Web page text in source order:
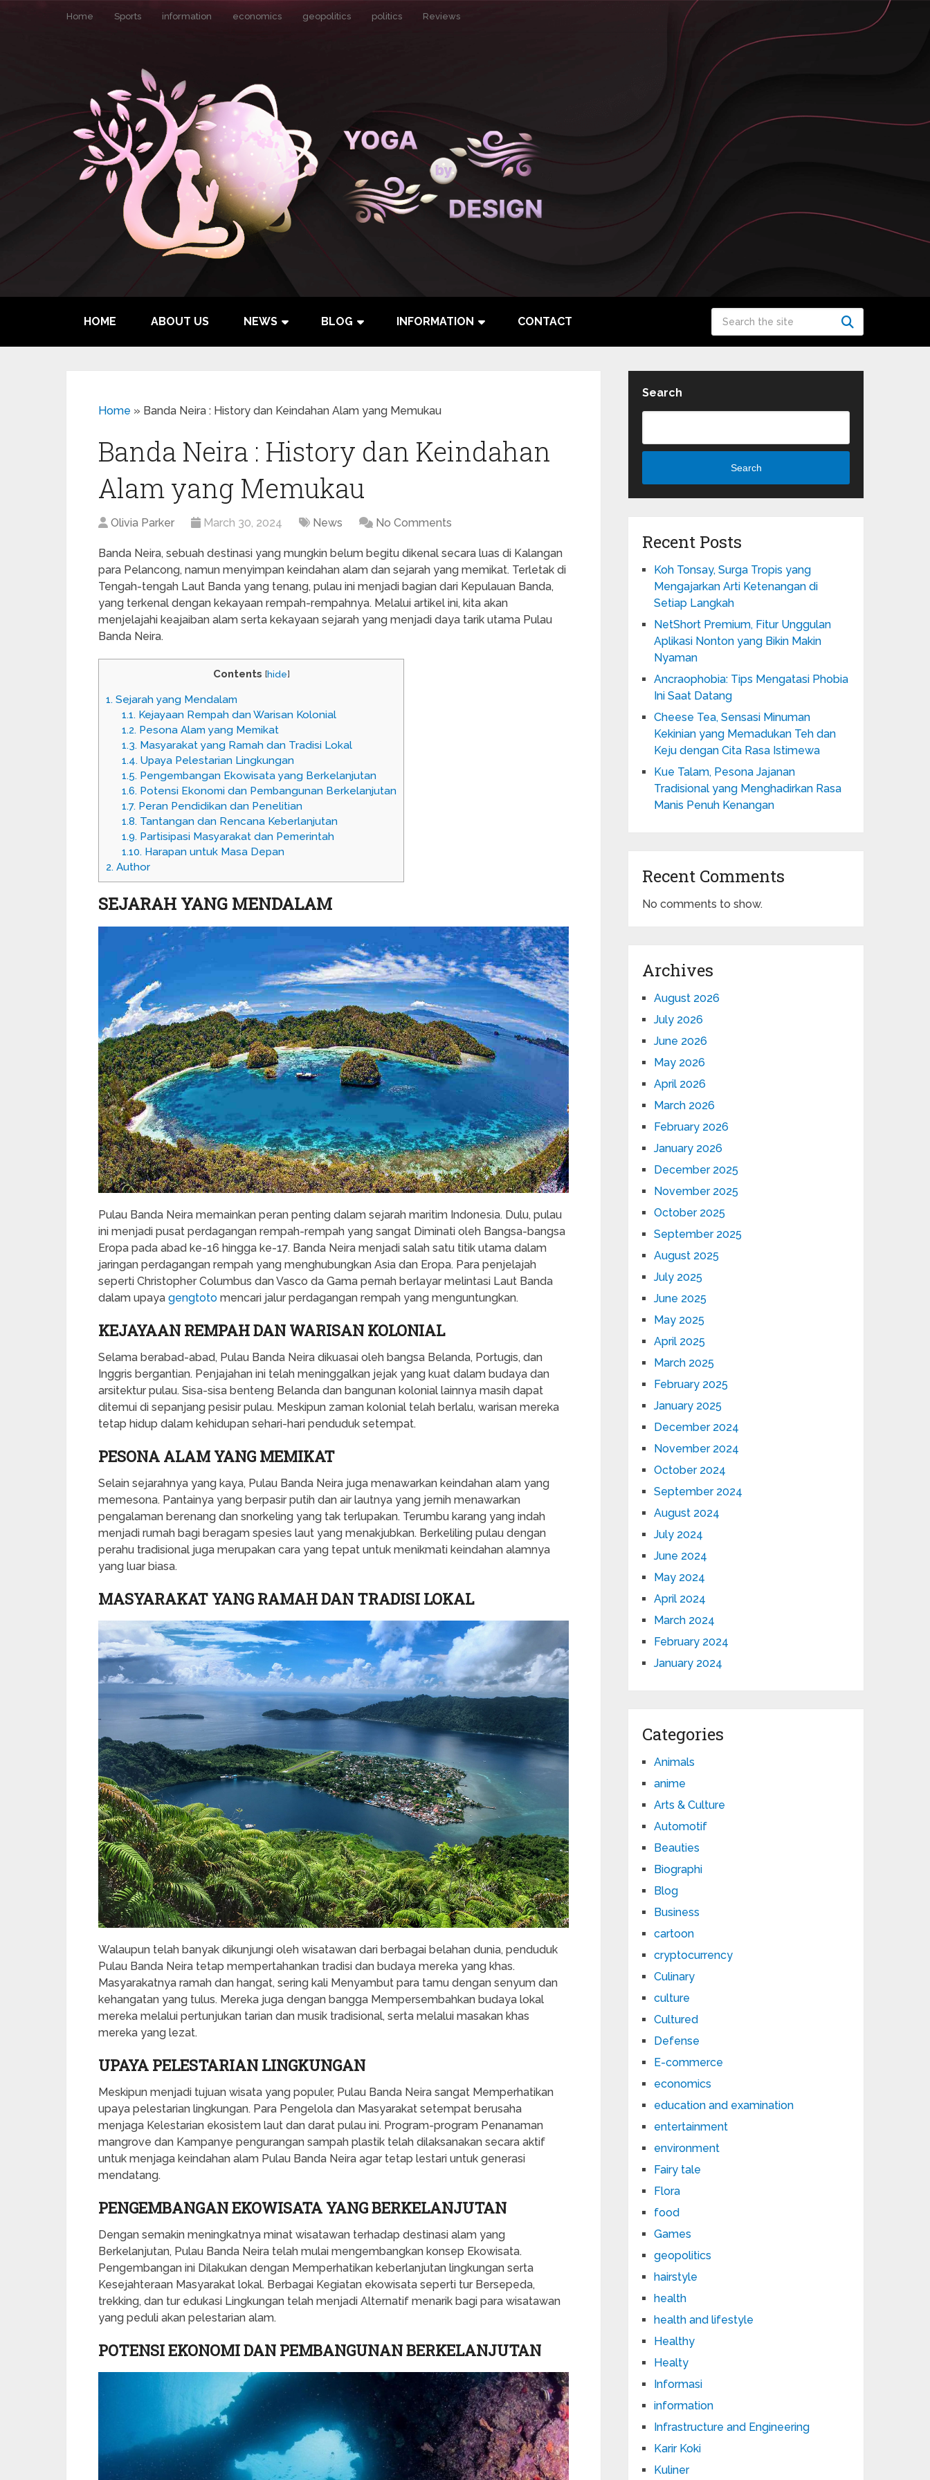
Home Sports information economics geopolitics politics Reviews
HOME ABOUT US NEWS BLOG INFORMATION CONTACT
Home » Banda Neira : History dan Keindahan Alam yang Memukau
Banda Neira : History dan Keindahan
Alam yang Memukau
Olivia Parker March 30, 2024 News No Comments
Banda Neira, sebuah destinasi yang mungkin belum begitu dikenal secara luas di Kalangan
para Pelancong, namun menyimpan keindahan alam dan sejarah yang memikat. Terletak di
Tengah-tengah Laut Banda yang tenang, pulau ini menjadi bagian dari Kepulauan Banda,
yang terkenal dengan kekayaan rempah-rempahnya. Melalui artikel ini, kita akan
menjelajahi keajaiban alam serta kekayaan sejarah yang menjadi daya tarik utama Pulau
Banda Neira.
Contents [hide]
1. Sejarah yang Mendalam
1.1.Kejayaan Rempah dan Warisan Kolonial
1.2.Pesona Alam yang Memikat
1.3.Masyarakat yang Ramah dan Tradisi Lokal
1.4.Upaya Pelestarian Lingkungan
1.5.Pengembangan Ekowisata yang Berkelanjutan
1.6.Potensi Ekonomi dan Pembangunan Berkelanjutan
1.7.Peran Pendidikan dan Penelitian
1.8.Tantangan dan Rencana Keberlanjutan
1.9.Partisipasi Masyarakat dan Pemerintah
1.10.Harapan untuk Masa Depan
2. Author
SEJARAH YANG MENDALAM
Pulau Banda Neira memainkan peran penting dalam sejarah maritim Indonesia. Dulu, pulau
ini menjadi pusat perdagangan rempah-rempah yang sangat Diminati oleh Bangsa-bangsa
Eropa pada abad ke-16 hingga ke-17. Banda Neira menjadi salah satu titik utama dalam
jaringan perdagangan rempah yang menghubungkan Asia dan Eropa. Para penjelajah
seperti Christopher Columbus dan Vasco da Gama pernah berlayar melintasi Laut Banda
dalam upaya gengtoto mencari jalur perdagangan rempah yang menguntungkan.
KEJAYAAN REMPAH DAN WARISAN KOLONIAL
Selama berabad-abad, Pulau Banda Neira dikuasai oleh bangsa Belanda, Portugis, dan
Inggris bergantian. Penjajahan ini telah meninggalkan jejak yang kuat dalam budaya dan
arsitektur pulau. Sisa-sisa benteng Belanda dan bangunan kolonial lainnya masih dapat
ditemui di sepanjang pesisir pulau. Meskipun zaman kolonial telah berlalu, warisan mereka
tetap hidup dalam kehidupan sehari-hari penduduk setempat.
PESONA ALAM YANG MEMIKAT
Selain sejarahnya yang kaya, Pulau Banda Neira juga menawarkan keindahan alam yang
memesona. Pantainya yang berpasir putih dan air lautnya yang jernih menawarkan
pengalaman berenang dan snorkeling yang tak terlupakan. Terumbu karang yang indah
menjadi rumah bagi beragam spesies laut yang menakjubkan. Berkeliling pulau dengan
perahu tradisional juga merupakan cara yang tepat untuk menikmati keindahan alamnya
yang luar biasa.
MASYARAKAT YANG RAMAH DAN TRADISI LOKAL
Walaupun telah banyak dikunjungi oleh wisatawan dari berbagai belahan dunia, penduduk
Pulau Banda Neira tetap mempertahankan tradisi dan budaya mereka yang khas.
Masyarakatnya ramah dan hangat, sering kali Menyambut para tamu dengan senyum dan
kehangatan yang tulus. Mereka juga dengan bangga Mempersembahkan budaya lokal
mereka melalui pertunjukan tarian dan musik tradisional, serta melalui masakan khas
mereka yang lezat.
UPAYA PELESTARIAN LINGKUNGAN
Meskipun menjadi tujuan wisata yang populer, Pulau Banda Neira sangat Memperhatikan
upaya pelestarian lingkungan. Para Pengelola dan Masyarakat setempat berusaha
menjaga Kelestarian ekosistem laut dan darat pulau ini. Program-program Penanaman
mangrove dan Kampanye pengurangan sampah plastik telah dilaksanakan secara aktif
untuk menjaga keindahan alam Pulau Banda Neira agar tetap lestari untuk generasi
mendatang.
PENGEMBANGAN EKOWISATA YANG BERKELANJUTAN
Dengan semakin meningkatnya minat wisatawan terhadap destinasi alam yang
Berkelanjutan, Pulau Banda Neira telah mulai mengembangkan konsep Ekowisata.
Pengembangan ini Dilakukan dengan Memperhatikan keberlanjutan lingkungan serta
Kesejahteraan Masyarakat lokal. Berbagai Kegiatan ekowisata seperti tur Bersepeda,
trekking, dan tur edukasi Lingkungan telah menjadi Alternatif menarik bagi para wisatawan
yang peduli akan pelestarian alam.
POTENSI EKONOMI DAN PEMBANGUNAN BERKELANJUTAN
Search
Search
Recent Posts
Koh Tonsay, Surga Tropis yang
Mengajarkan Arti Ketenangan di
Setiap Langkah
NetShort Premium, Fitur Unggulan
Aplikasi Nonton yang Bikin Makin
Nyaman
Ancraophobia: Tips Mengatasi Phobia
Ini Saat Datang
Cheese Tea, Sensasi Minuman
Kekinian yang Memadukan Teh dan
Keju dengan Cita Rasa Istimewa
Kue Talam, Pesona Jajanan
Tradisional yang Menghadirkan Rasa
Manis Penuh Kenangan
Recent Comments
No comments to show.
Archives
August 2026
July 2026
June 2026
May 2026
April 2026
March 2026
February 2026
January 2026
December 2025
November 2025
October 2025
September 2025
August 2025
July 2025
June 2025
May 2025
April 2025
March 2025
February 2025
January 2025
December 2024
November 2024
October 2024
September 2024
August 2024
July 2024
June 2024
May 2024
April 2024
March 2024
February 2024
January 2024
Categories
Animals
anime
Arts & Culture
Automotif
Beauties
Biographi
Blog
Business
cartoon
cryptocurrency
Culinary
culture
Cultured
Defense
E-commerce
economics
education and examination
entertainment
environment
Fairy tale
Flora
food
Games
geopolitics
hairstyle
health
health and lifestyle
Healthy
Healty
Informasi
information
Infrastructure and Engineering
Karir Koki
Kuliner